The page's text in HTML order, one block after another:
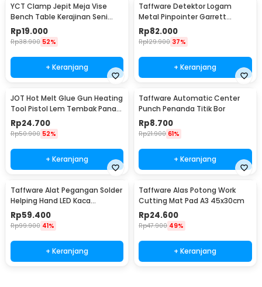
YCT Clamp Jepit Meja Vise
Bench Table Kerajinan Seni
Perhiasan 25mm - QST
Rp19.000
Rp38.900 52%
+ Keranjang
Taffware Detektor Logam
Metal Pinpointer Garrett
Waterproof - 1166000
Rp82.000
Rp129.900 37%
+ Keranjang
JOT Hot Melt Glue Gun Heating
Tool Pistol Lem Tembak Panas
20W - QT-302
Rp24.700
Rp50.900 52%
+ Keranjang
Taffware Automatic Center
Punch Penanda Titik Bor
Rp8.700
Rp21.900 61%
+ Keranjang
Taffware Alat Pegangan Solder
Helping Hand LED Kaca
Pembesar 3.5X - TE-801
Rp59.400
Rp99.900 41%
+ Keranjang
Taffware Alas Potong Work
Cutting Mat Pad A3 45x30cm
Rp24.600
Rp47.900 49%
+ Keranjang